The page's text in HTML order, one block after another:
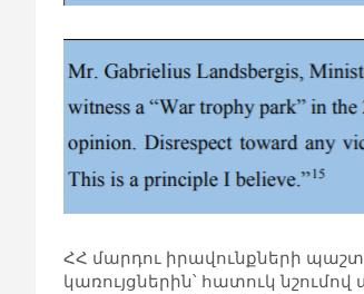
ՀՀ մարդու իրավունքների
կառույցներին՝ հատուկ